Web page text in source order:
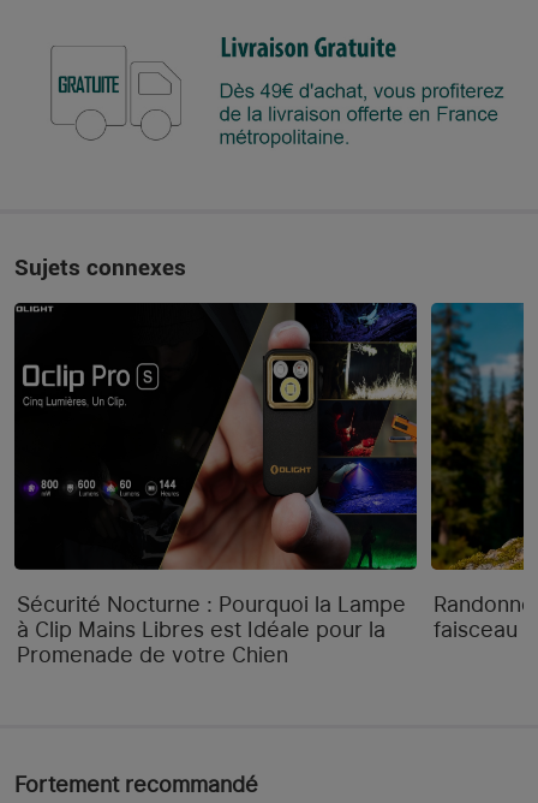
Sujets connexes
Sécurité Nocturne : Pourquoi la Lampe
à Clip Mains Libres est Idéale pour la
Promenade de votre Chien
faisceau
Fortement recommandé